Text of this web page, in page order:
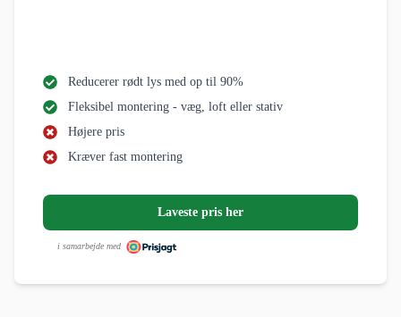
Reducerer rødt lys med op til 90%
Fleksibel montering - væg, loft eller stativ
Højere pris
Kræver fast montering
Laveste pris her
i samarbejde med